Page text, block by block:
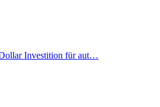
Investition für aut…